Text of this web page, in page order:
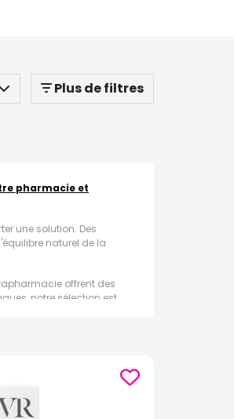
Plus de filtres
pharmacie et
une solution. Des
naturel de la
offrent des
notre sélection est
peaux sensibles et
incluent des
des tâches